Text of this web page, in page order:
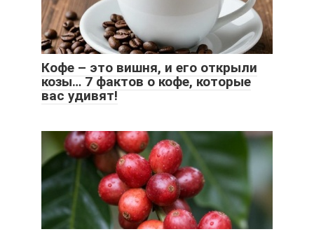
Кофе – это вишня, и его открыли
козы… 7 фактов о кофе, которые
вас удивят!